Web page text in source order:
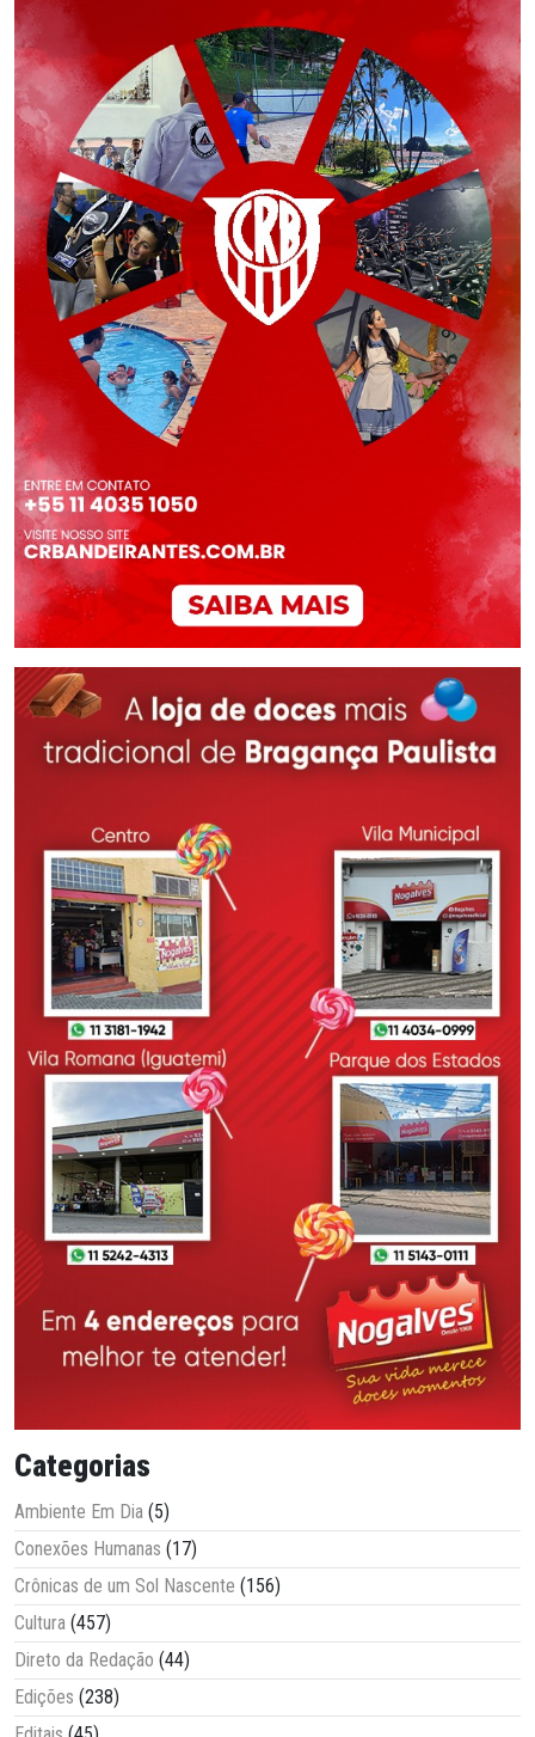
Categorias
Ambiente Em Dia (5)
Conexões Humanas (17)
Crônicas de um Sol Nascente (156)
Cultura (457)
Direto da Redação (44)
Edições (238)